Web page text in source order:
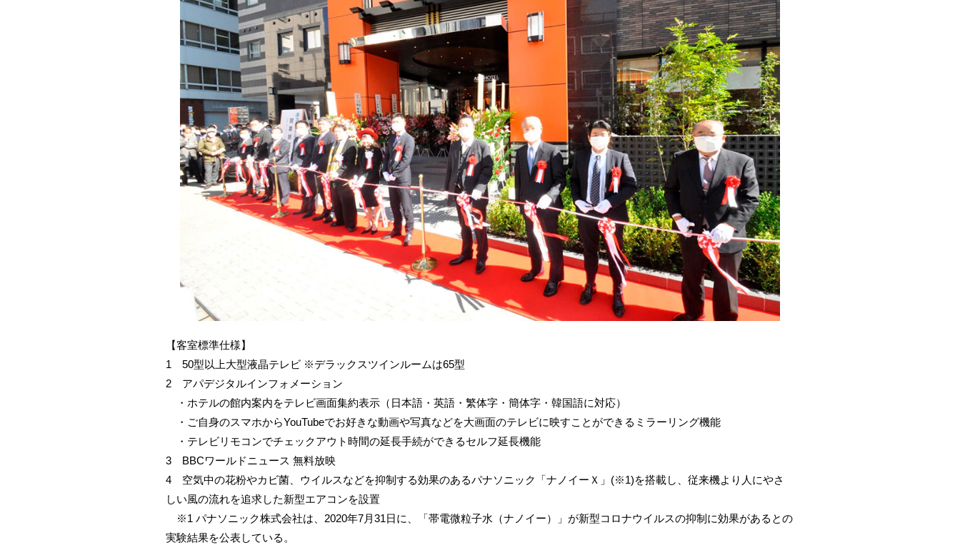
【客室標準仕様】
1 50型以上大型液晶テレビ ※デラックスツインルームは65型
2 アパデジタルインフォメーション
・ホテルの館内案内をテレビ画面集約表示（日本語・英語・繁体字・簡体字・韓国語に対応）
・ご自身のスマホからYouTubeでお好きな動画や写真などを大画面のテレビに映すことができるミラーリング機能
・テレビリモコンでチェックアウト時間の延長手続ができるセルフ延長機能
3 BBCワールドニュース 無料放映
4 空気中の花粉やカビ菌、ウイルスなどを抑制する効果のあるパナソニック「ナノイーＸ」(※1)を搭載し、従来機より人にやさ
しい風の流れを追求した新型エアコンを設置
※1 パナソニック株式会社は、2020年7月31日に、「帯電微粒子水（ナノイー）」が新型コロナウイルスの抑制に効果があるとの
実験結果を公表している。